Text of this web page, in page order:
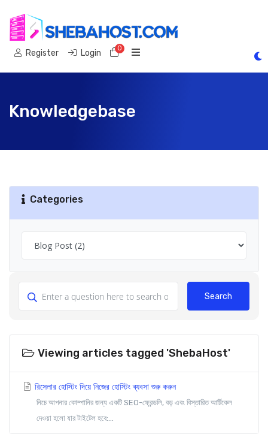
Register Login 0Shopping Cart
Knowledgebase
Categories
Search
Viewing articles tagged 'ShebaHost'
রিসেলার হোস্টিং দিয়ে নিজের হোস্টিং ব্যবসা শুরু করুন
নিচে আপনার কোম্পানির জন্য একটি SEO-ফ্রেন্ডলি, বড় এবং বিস্তারিত আর্টিকেল
দেওয়া হলো যার টাইটেল হবে:...